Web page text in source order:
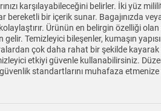
karşılayabileceğini belirler. İki yüz
bereketli bir içerik sunar. Bagajınızda
Ürünün en belirgin özelliği
Temizleyici bileşenler, kumaşın
çok daha rahat bir şekilde
etkiyi güvenle kullanabilirsiniz.
standartlarını muhafaza etmenize